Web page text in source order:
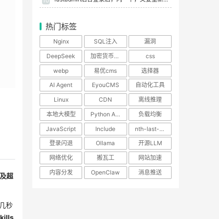
超
秒
热门标签
Nginx SQL注入
漏洞
DeepSeek
加密货币交易
css
webp
易优cms
选择器
AI Agent
EyouCMS
自动化工具
Linux
CDN
离线推理
本地大模型
Python AI助手
负载均衡
JavaScript
Include
nth-last-child
登录闪退
Ollama
开源LLM
网络优化
搬瓦工
网站加速
内容分发
OpenClaw 消息推送